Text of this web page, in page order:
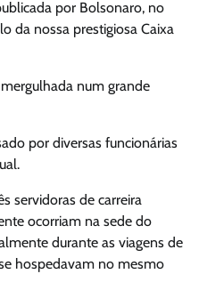
por Bolsonaro, no
da nossa prestigiosa Caixa
num grande
por diversas funcionárias
servidoras de carreira
ocorriam na sede do
durante as viagens de
hospedavam no mesmo